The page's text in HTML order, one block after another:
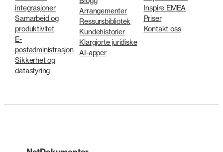
integrasjoner
Samarbeid og
produktivitet
E-
postadministrasjon
Sikkerhet og
datastyring
Arrangementer
Ressursbibliotek
Kundehistorier
Klargjorte juridiske
AI-apper
Inspire EMEA
Priser
Kontakt oss